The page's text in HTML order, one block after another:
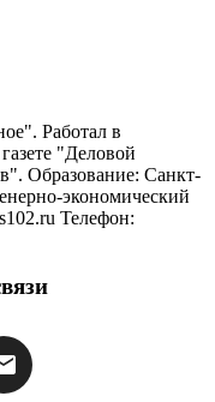
Работал в
"Деловой
Образование: Санкт-
экономический
Телефон: